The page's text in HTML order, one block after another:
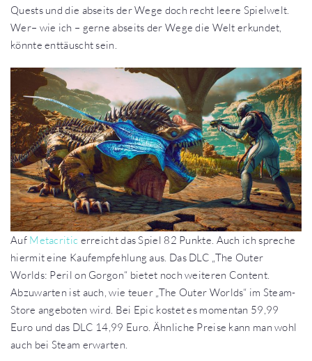
Quests und die abseits der Wege doch recht leere Spielwelt.
Wer– wie ich – gerne abseits der Wege die Welt erkundet,
könnte enttäuscht sein.
AufMetacritic erreicht das Spiel 82 Punkte. Auch ich spreche
hiermit eine Kaufempfehlung aus. Das DLC „The Outer
Worlds: Peril on Gorgon“ bietet noch weiteren Content.
Abzuwarten ist auch, wie teuer „The Outer Worlds“ im Steam-
Store angeboten wird. Bei Epic kostet es momentan 59,99
Euro und das DLC 14,99 Euro. Ähnliche Preise kann man wohl
auch bei Steam erwarten.